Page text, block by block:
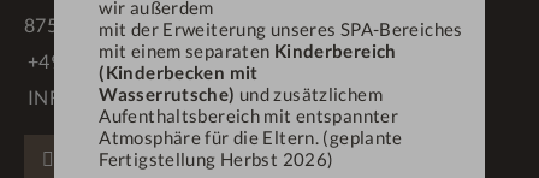
wir außerdem
mit der Erweiterung unseres SPA-Bereiches
mit einem separaten Kinderbereich
(Kinderbecken mit
Wasserrutsche) und zusätzlichem
Aufenthaltsbereich mit entspannter
Atmosphäre für die Eltern. (geplante
Fertigstellung Herbst 2026)
87534 OBERSTAUFEN
+49 83 86 70 90
INFO@DEINENGEL.DE
FACEBOOKINSTAGRAMPINTEREST